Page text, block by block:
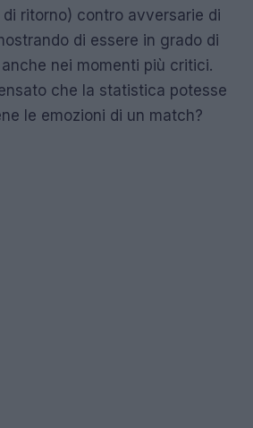
ritorno) contro avversarie di
di essere in grado di
nei momenti più critici.
che la statistica potesse
le emozioni di un match?